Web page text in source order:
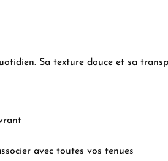
Sa texture douce et sa
avec toutes vos tenues